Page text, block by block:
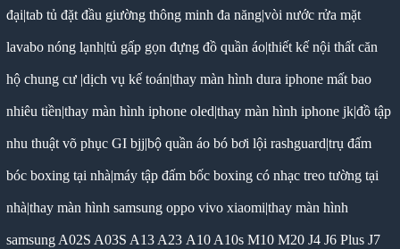
đại|tab tủ đặt đầu giường thông minh đa năng|vòi nước rửa mặt
lavabo nóng lạnh|tủ gấp gọn đựng đồ quần áo|thiết kế nội thất căn
hộ chung cư|dịch vụ kế toán|thay màn hình dura iphone mất bao
nhiêu tiền|thay màn hình iphone oled|thay màn hình iphone jk|đồ tập
nhu thuật võ phục GI bjj|bộ quần áo bó bơi lội rashguard|trụ đấm
bóc boxing tại nhà|máy tập đấm bốc boxing có nhạc treo tường tại
nhà|thay màn hình samsung oppo vivo xiaomi|thay màn hình
samsung A02S A03S A13 A23 A10 A10s M10 M20 J4 J6 Plus J7